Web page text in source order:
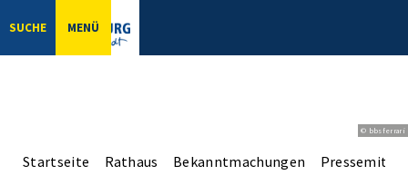
SUCHE MENÜ
© bbsferrari
Startseite Rathaus Bekanntmachungen